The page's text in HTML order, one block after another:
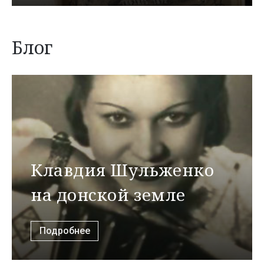
Блог
Клавдия Шульженко
на донской земле
Подробнее